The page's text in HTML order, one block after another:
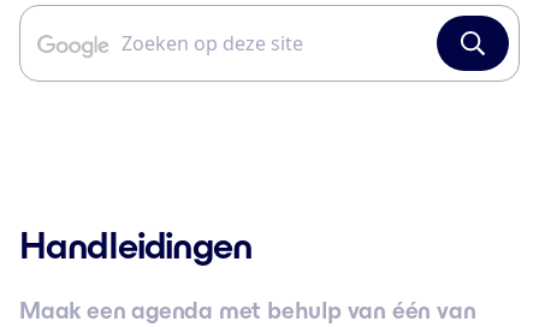
Handleidingen
Maak een agenda met behulp van één van